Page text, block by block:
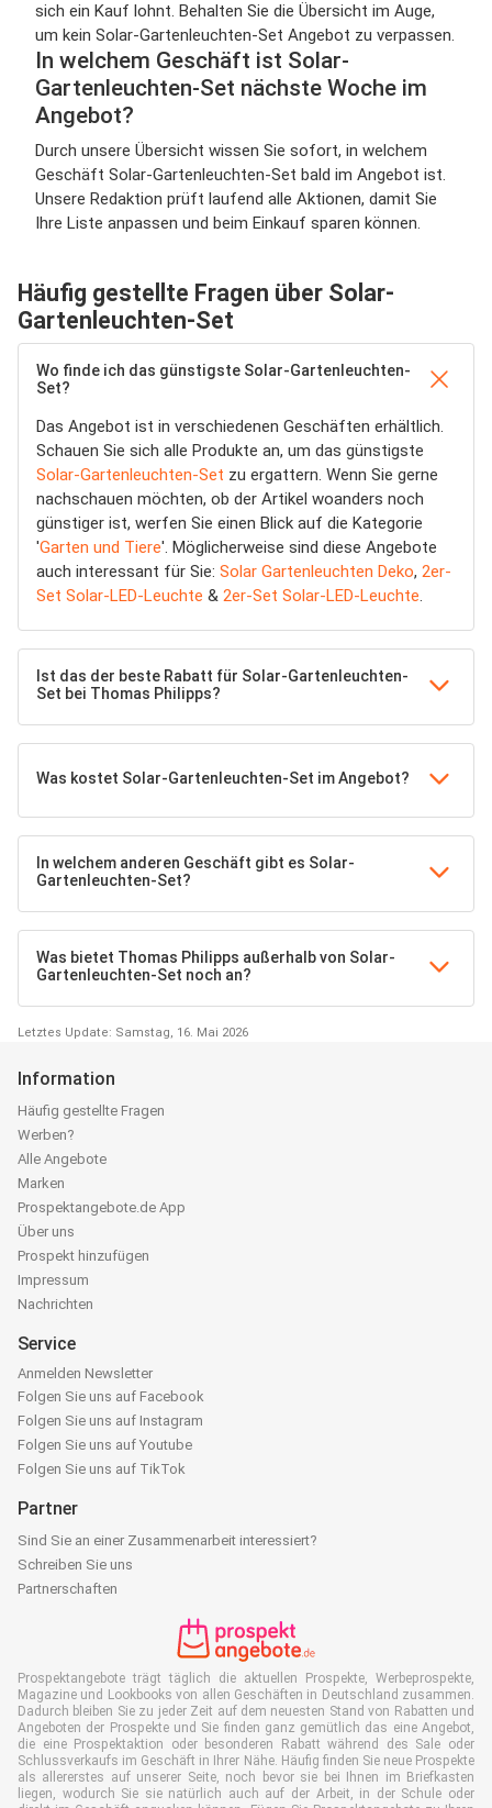
sich ein Kauf lohnt. Behalten Sie die Übersicht im Auge,
um kein Solar-Gartenleuchten-Set Angebot zu verpassen.
In welchem Geschäft ist Solar-
Gartenleuchten-Set nächste Woche im
Angebot?
Durch unsere Übersicht wissen Sie sofort, in welchem
Geschäft Solar-Gartenleuchten-Set bald im Angebot ist.
Unsere Redaktion prüft laufend alle Aktionen, damit Sie
Ihre Liste anpassen und beim Einkauf sparen können.
Häufig gestellte Fragen über Solar-
Gartenleuchten-Set
Wo finde ich das günstigste Solar-Gartenleuchten-
Set?
Das Angebot ist in verschiedenen Geschäften erhältlich.
Schauen Sie sich alle Produkte an, um das günstigste
Solar-Gartenleuchten-Set zu ergattern. Wenn Sie gerne
nachschauen möchten, ob der Artikel woanders noch
günstiger ist, werfen Sie einen Blick auf die Kategorie
'Garten und Tiere'. Möglicherweise sind diese Angebote
auch interessant für Sie: Solar Gartenleuchten Deko, 2er-
Set Solar-LED-Leuchte & 2er-Set Solar-LED-Leuchte.
Ist das der beste Rabatt für Solar-Gartenleuchten-
Set bei Thomas Philipps?
Was kostet Solar-Gartenleuchten-Set im Angebot?
In welchem anderen Geschäft gibt es Solar-
Gartenleuchten-Set?
Was bietet Thomas Philipps außerhalb von Solar-
Gartenleuchten-Set noch an?
Letztes Update: Samstag, 16. Mai 2026
Information
Häufig gestellte Fragen
Werben?
Alle Angebote
Marken
Prospektangebote.de App
Über uns
Prospekt hinzufügen
Impressum
Nachrichten
Service
Anmelden Newsletter
Folgen Sie uns auf Facebook
Folgen Sie uns auf Instagram
Folgen Sie uns auf Youtube
Folgen Sie uns auf TikTok
Partner
Sind Sie an einer Zusammenarbeit interessiert?
Schreiben Sie uns
Partnerschaften
Prospektangebote trägt täglich die aktuellen Prospekte, Werbeprospekte,
Magazine und Lookbooks von allen Geschäften in Deutschland zusammen.
Dadurch bleiben Sie zu jeder Zeit auf dem neuesten Stand von Rabatten und
Angeboten der Prospekte und Sie finden ganz gemütlich das eine Angebot,
die eine Prospektaktion oder besonderen Rabatt während des Sale oder
Schlussverkaufs im Geschäft in Ihrer Nähe. Häufig finden Sie neue Prospekte
als allererstes auf unserer Seite, noch bevor sie bei Ihnen im Briefkasten
liegen, wodurch Sie sie natürlich auch auf der Arbeit, in der Schule oder